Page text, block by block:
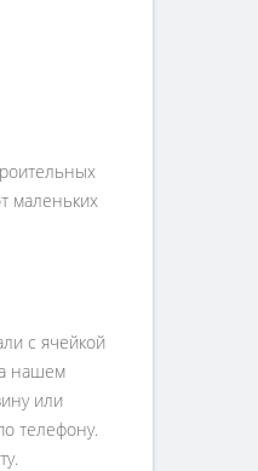
маленьких
с ячейкой
нашем
или
телефону.